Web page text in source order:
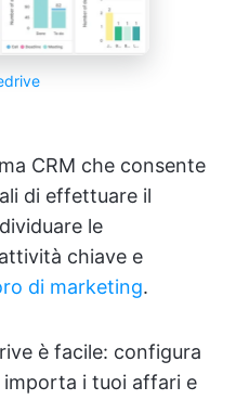
CRM che consente
di effettuare il
le
chiave e
di marketing.
è facile: configura
importa i tuoi affari e